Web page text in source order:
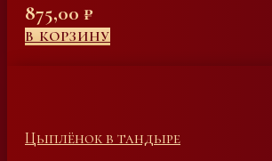
875,00 ₽
В КОРЗИНУ
Цыплёнок в тандыре